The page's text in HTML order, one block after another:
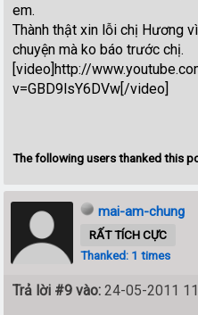
em.
Thành thật xin lỗi chị Hương
chuyện mà ko báo trước chị.
[video]http://
v=GBD9lsY6DVw[/video]
The following users thanked this
mai-am-chung
RẤT TÍCH CỰC
Thanked: 1 times
Trả lời #9 vào: 24-05-2011